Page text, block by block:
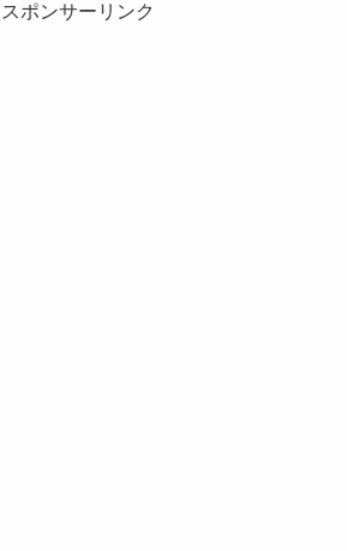
スポンサーリンク